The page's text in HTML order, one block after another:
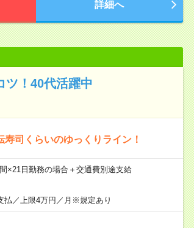
詳細へ
ツ！40代活躍中
司くらいのゆっくりライン！
×21日勤務の場合＋交通費別途支給
払／上限4万円／月※規定あり